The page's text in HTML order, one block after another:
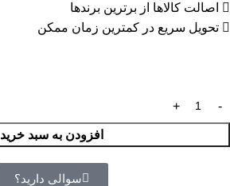
اصالت کالاها از برترین برندها
تحویل سریع در کمترین زمان ممکن
افزودن به سبد خرید
سوالی دارید؟